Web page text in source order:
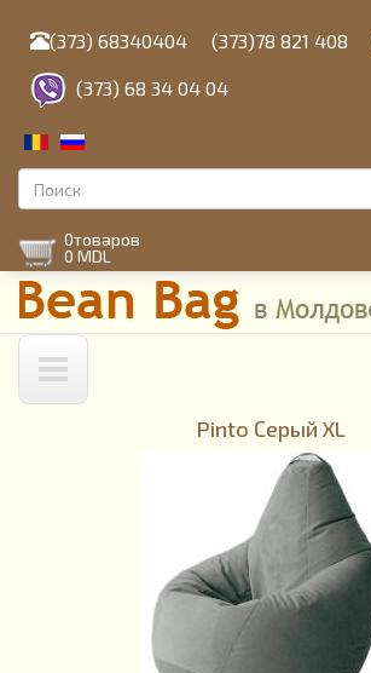
содержанию
(373) 68340404 (373)78 821 408
(373) 68 34 04 04
Форма
поиска
0товаров
0 MDL
Pinto Серый XL